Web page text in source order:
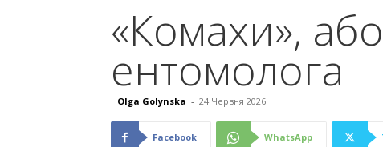
«Комахи»,
ентомолога
Olga Golynska - 24 Червня 2026
Facebook WhatsApp